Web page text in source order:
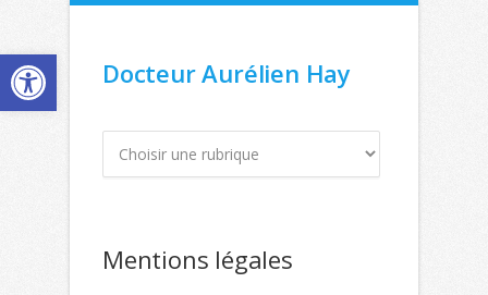
Docteur Aurélien Hay
Mentions légales
Ouvrir la barre d’outils